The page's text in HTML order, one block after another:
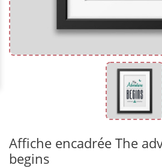
Affiche encadrée The
begins